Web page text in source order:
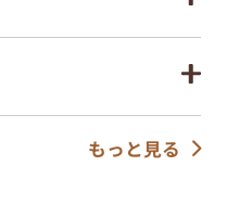
もっと見る